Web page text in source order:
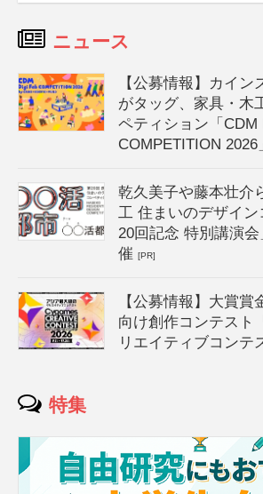
ニュース
【公募情報】カイ
がタッグ、家具・木
ペティション「CDM
COMPETITION 2026
乾久美子や藤本壮介
工 住まいのデザイ
20回記念 特別講演
催[PR]
【公募情報】大賞賞
向け創作コンテスト
リエイティブコンテ
特集